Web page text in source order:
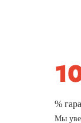
%
Мы